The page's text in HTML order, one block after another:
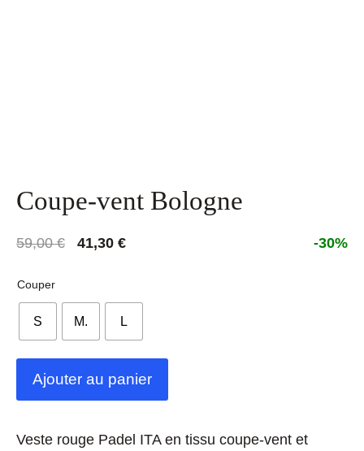
Coupe-vent Bologne
59,00 €
Le
était :
59,00 €.
41,30 €Le
est :
41,30 €.
-30%
Couper
S M. L
Ajouter au panier
Veste rouge Padel ITA en tissu coupe-vent et